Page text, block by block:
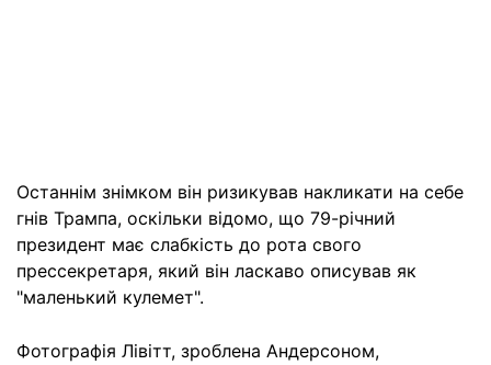
Останнім знімком він ризикував накликати на себе
гнів Трампа, оскільки відомо, що 79-річний
президент має слабкість до рота свого
прессекретаря, який він ласкаво описував як
"маленький кулемет".
Фотографія Лівітт, зроблена Андерсоном,